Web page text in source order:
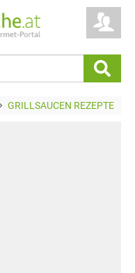
GRILLSAUCEN REZEPTE